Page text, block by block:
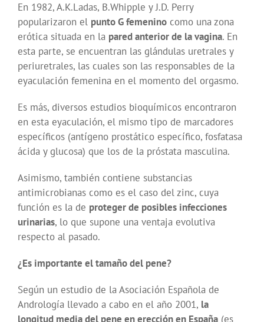
En 1982, A.K.Ladas, B.Whipple y J.D. Perry
popularizaron el punto G femenino como una zona
erótica situada en la pared anterior de la vagina. En
esta parte, se encuentran las glándulas uretrales y
periuretrales, las cuales son las responsables de la
eyaculación femenina en el momento del orgasmo.
Es más, diversos estudios bioquímicos encontraron
en esta eyaculación, el mismo tipo de marcadores
específicos (antígeno prostático específico, fosfatasa
ácida y glucosa) que los de la próstata masculina.
Asimismo, también contiene substancias
antimicrobianas como es el caso del zinc, cuya
función es la de proteger de posibles infecciones
urinarias, lo que supone una ventaja evolutiva
respecto al pasado.
¿Es importante el tamaño del pene?
Según un estudio de la Asociación Española de
Andrología llevado a cabo en el año 2001, la
longitud media del pene en erección en España (es